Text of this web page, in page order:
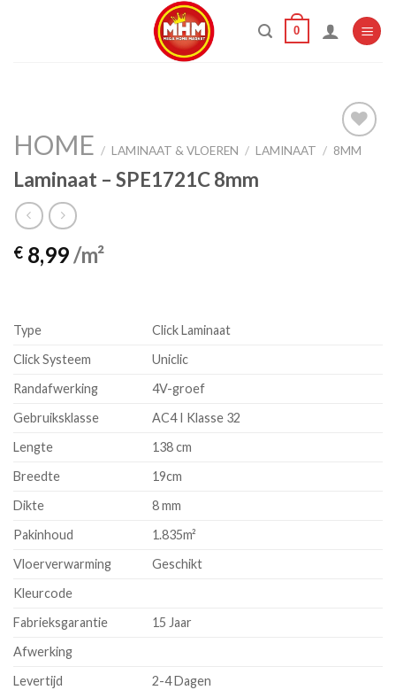
0
HOME / LAMINAAT & VLOEREN / LAMINAAT / 8MM
Laminaat – SPE1721C 8mm
€ 8,99 /m²
Type
Click Laminaat
Click Systeem
Uniclic
Randafwerking
4V-groef
Gebruiksklasse
AC4 I Klasse 32
Lengte
138 cm
Breedte
19cm
Dikte
8 mm
Pakinhoud
1.835m²
Vloerverwarming
Geschikt
Kleurcode
Fabrieksgarantie
15 Jaar
Afwerking
Levertijd
2-4 Dagen